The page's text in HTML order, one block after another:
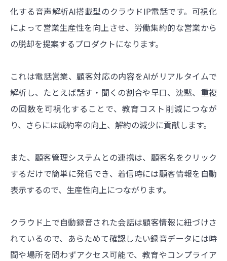
化する音声解析AI搭載型のクラウドIP電話です。可視化
によって営業生産性を向上させ、労働集約的な営業から
の脱却を提案するプロダクトになります。
これは電話営業、顧客対応の内容をAIがリアルタイムで
解析し、たとえば話す・聞くの割合や早口、沈黙、重複
の回数を可視化することで、教育コスト削減につなが
り、さらには成約率の向上、解約の減少に貢献します。
また、顧客管理システムとの連携は、顧客名をクリック
するだけで簡単に発信でき、着信時には顧客情報を自動
表示するので、生産性向上につながります。
クラウド上で自動録音された会話は顧客情報に紐づけさ
れているので、あらためて確認したい録音データには時
間や場所を問わずアクセス可能で、教育やコンプライア